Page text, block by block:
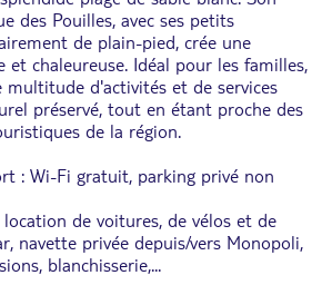
des Pouilles, avec ses petits
de plain-pied, crée une
chaleureuse. Idéal pour les familles,
d'activités et de services
préservé, tout en étant proche des
de la région.
: Wi-Fi gratuit, parking privé non
de voitures, de vélos et de
navette privée depuis/vers Monopoli,
blanchisserie,...